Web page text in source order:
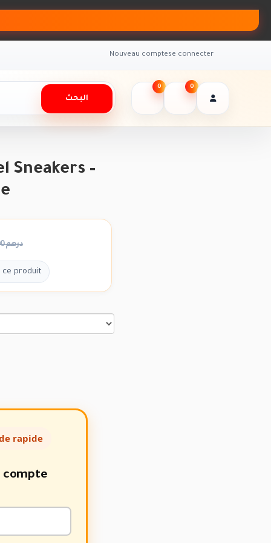
Nouveau comptese connecter
البحث
0 0
Sneakers –
2500.00 درهم
produit
rapide
compte